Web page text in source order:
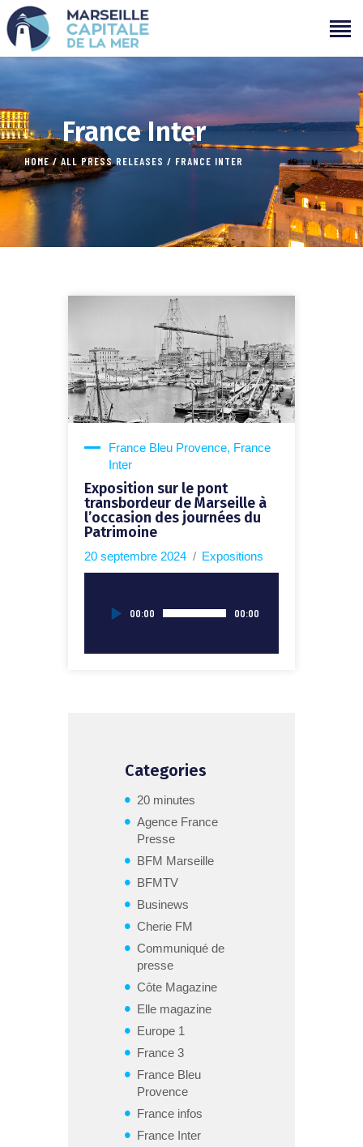
France Inter
HOME ALL PRESS RELEASES FRANCE INTER
PROGRAMMATION
PROJETS
CAMPAGNES
ÉVÉNEMENTS PASSÉS
MÉDIAS
PARTENAIRES
France Bleu Provence, France
Inter
Exposition sur le pont
transbordeur de Marseille à
l’occasion des journées du
Patrimoine
20 septembre 2024 Expositions
Lecteur
audio
00:00 00:00
Categories
20 minutes
Agence France
Presse
BFM Marseille
BFMTV
Businews
Cherie FM
Communiqué de
presse
Côte Magazine
Elle magazine
Europe 1
France 3
France Bleu
Provence
France infos
France Inter